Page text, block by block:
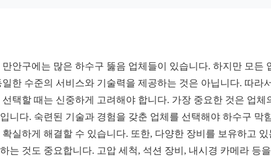
만안구에는 많은 하수구 뚫음 업체들이 있습니다. 하지만 모든
일한 수준의 서비스와 기술력을 제공하는 것은 아닙니다. 따라
선택할 때는 신중하게 고려해야 합니다. 가장 중요한 것은 업체
니다. 숙련된 기술과 경험을 갖춘 업체를 선택해야 하수구 막
확실하게 해결할 수 있습니다. 또한, 다양한 장비를 보유하고 있
는 것도 중요합니다. 고압 세척, 석션 장비, 내시경 카메라 등